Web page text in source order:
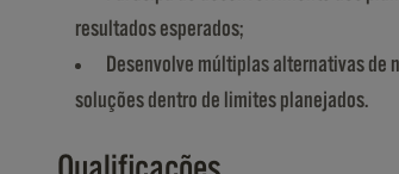
resultados esperados;
Desenvolve múltiplas alternativas de
soluções dentro de limites planejados.